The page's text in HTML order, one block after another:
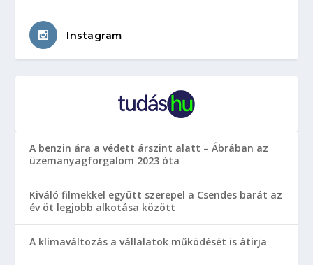
Instagram
A benzin ára a védett árszint alatt – Ábrában az
üzemanyagforgalom 2023 óta
Kiváló filmekkel együtt szerepel a Csendes barát az
év öt legjobb alkotása között
A klímaváltozás a vállalatok működését is átírja